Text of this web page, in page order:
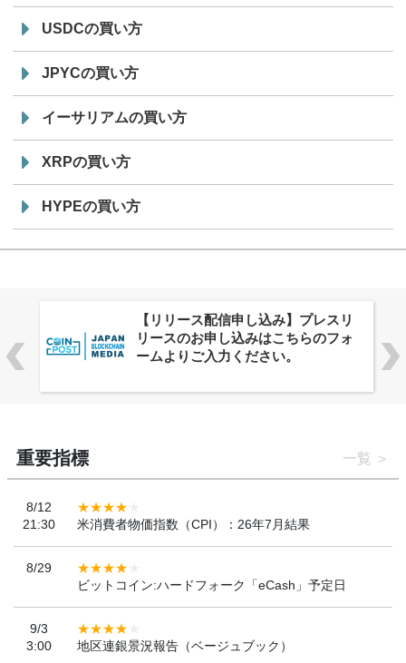
USDCの買い方
JPYCの買い方
イーサリアムの買い方
XRPの買い方
HYPEの買い方
株式会社PlnX、アジア最大級のグロ
ーバルWeb3カンファレンス
「WebX2026」とのコラボレーショ
重要指標 一覧
8/12
21:30
米消費者物価指数（CPI）：26年7月結果
8/29
ビットコイン:ハードフォーク「eCash」予定日
9/3
3:00
地区連銀景況報告（ベージュブック）